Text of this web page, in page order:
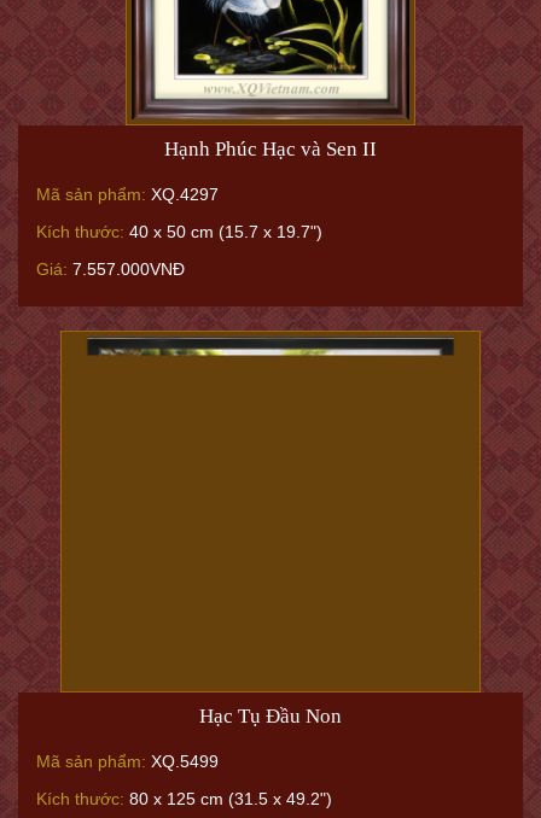
Hạnh Phúc Hạc và Sen II
Mã sản phẩm: XQ.4297
Kích thước: 40 x 50 cm (15.7 x 19.7")
Giá: 7.557.000VNĐ
Hạc Tụ Đầu Non
Mã sản phẩm: XQ.5499
Kích thước: 80 x 125 cm (31.5 x 49.2")